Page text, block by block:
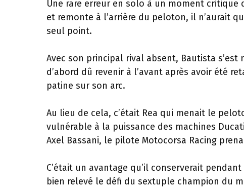
Une rare erreur en solo à un moment
et remonte à l’arrière du peloton, il n’aurait
seul point.
Avec son principal rival absent, Bautista
d’abord dû revenir à l’avant après avoir été
patine sur son arc.
Au lieu de cela, c’était Rea qui menait le
vulnérable à la puissance des machines
Axel Bassani, le pilote Motocorsa Racing
C’était un avantage qu’il conserverait
bien relevé le défi du sextuple champion du